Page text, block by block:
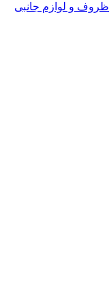
ظروف و لوازم جانبی